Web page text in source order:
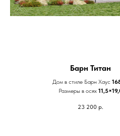
Барн Титан
Дом в стиле Барн Хаус
Размеры в осях
23 200 р.